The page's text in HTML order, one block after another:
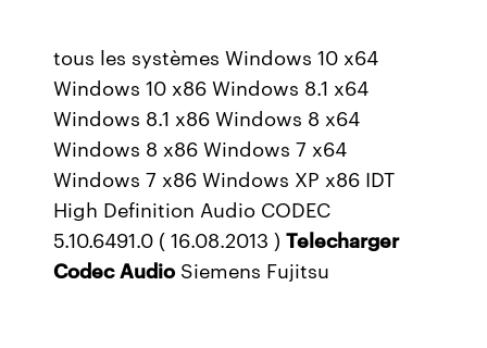
tous les systèmes Windows 10 x64
Windows 10 x86 Windows 8.1 x64
Windows 8.1 x86 Windows 8 x64
Windows 8 x86 Windows 7 x64
Windows 7 x86 Windows XP x86 IDT
High Definition Audio CODEC
5.10.6491.0 ( 16.08.2013 )Telecharger
Codec Audio Siemens Fujitsu